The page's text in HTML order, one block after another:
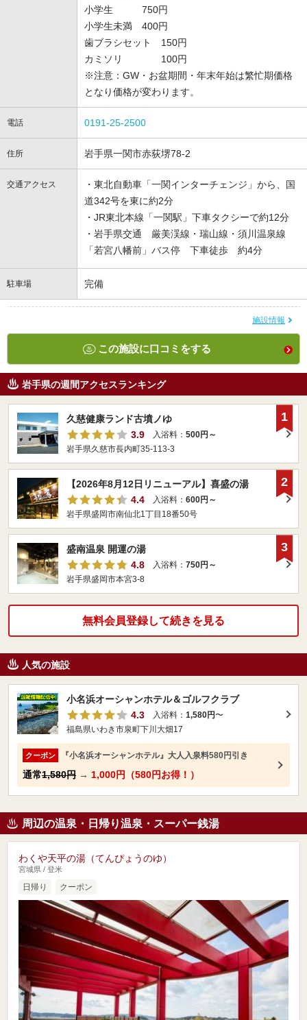
小学生 750円
小学生未満 400円
歯ブラシセット 150円
カミソリ 100円
※注意：GW・お盆期間・年末年始は繁忙期価格
となり価格が変わります。
電話 0191-25-2500
住所 岩手県一関市赤荻堺78-2
交通アクセス
・東北自動車「一関インターチェンジ」から、国
道342号を東に約2分
・JR東北本線「一関駅」下車タクシーで約12分
・岩手県交通 厳美渓線・瑞山線・須川温泉線
「若宮八幡前」バス停 下車徒歩 約4分
駐車場 完備
施設情報
この施設に口コミをする
岩手県の週間アクセスランキング
久慈健康ランド古墳ノゆ
3.9
入浴料： 500円～
岩手県久慈市長内町35-113-3
1
【2026年8月12日リニューアル】喜盛の湯
4.4
入浴料： 600円～
岩手県盛岡市南仙北1丁目18番50号
2
盛南温泉 開運の湯
4.8
入浴料： 750円～
岩手県盛岡市本宮3-8
3
無料会員登録して続きを見る
人気の施設
小名浜オーシャンホテル＆ゴルフクラブ
4.3
入浴料： 1,580円〜
福島県いわき市泉町下川大畑17
クーポン 『小名浜オーシャンホテル』大人入泉料580円引き
通常1,580円 → 1,000円（580円お得！）
周辺の温泉・日帰り温泉・スーパー銭湯
わくや天平の湯（てんぴょうのゆ）
宮城県 / 登米
日帰り クーポン